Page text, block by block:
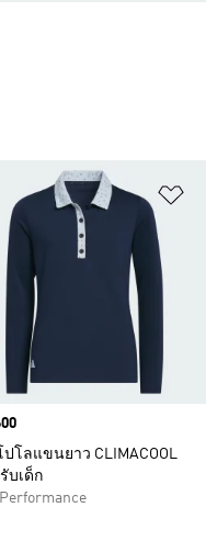
งรายการสินค้าโปรด
ปโลแขนยาว CLIMACOOL
บเด็ก